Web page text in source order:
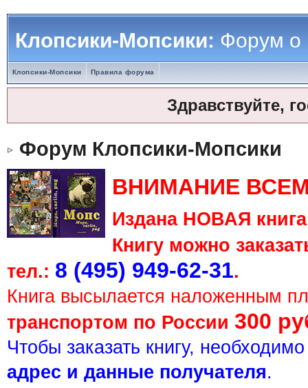
Клопсики-Мопсики:Форум о
Клопсики-Мопсики Правила форума
Здравствуйте,
Форум Клопсики-Мопсики
ВНИМАНИЕ
Издана НОВАЯ
Книгу можно
тел.: 8 (495) 949-62-31.
Книга высылается наложенным
транспортом по России 300
Чтобы заказать книгу,
адрес и данные получателя.